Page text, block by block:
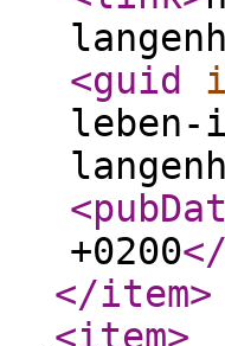
<guid
leben-
+0200
</item>
<item>